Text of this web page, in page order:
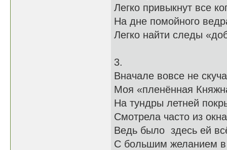
Легко привыкнут все
На дне помойного
Легко найти следы
3.
Вначале вовсе не
Моя «пленённая
На тундры летней
Смотрела часто из
Ведь было здесь ей
С большим желанием в